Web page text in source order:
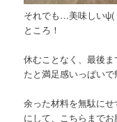
それでも…美味しいψ(
ところ！
休むことなく、最後
たと満足感いっぱい
余った材料を無駄に
にして、こちらまで